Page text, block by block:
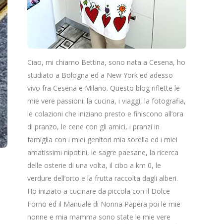
Ciao, mi chiamo Bettina, sono nata a Cesena, ho
studiato a Bologna ed a New York ed adesso
vivo fra Cesena e Milano. Questo blog riflette le
mie vere passioni: la cucina, i viaggi, la fotografia,
le colazioni che iniziano presto e finiscono all’ora
di pranzo, le cene con gli amici, i pranzi in
famiglia con i miei genitori mia sorella ed i miei
amatissimi nipotini, le sagre paesane, la ricerca
delle osterie di una volta, il cibo a km 0, le
verdure dell’orto e la frutta raccolta dagli alberi.
Ho iniziato a cucinare da piccola con il Dolce
Forno ed il Manuale di Nonna Papera poi le mie
nonne e mia mamma sono state le mie vere